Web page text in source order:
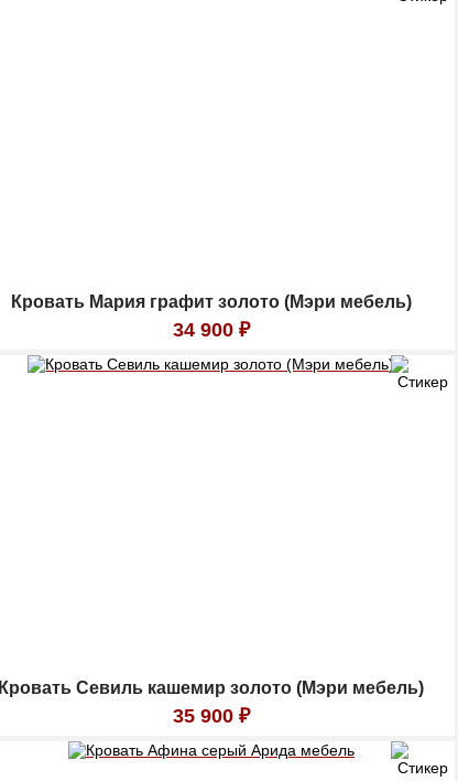
Кровать Мария графит золото (Мэри мебель)
34 900 ₽
Кровать Севиль кашемир золото (Мэри мебель)
35 900 ₽